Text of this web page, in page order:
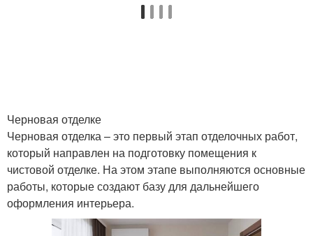
Черновая отделке
Черновая отделка – это первый этап отделочных работ,
который направлен на подготовку помещения к
чистовой отделке. На этом этапе выполняются основные
работы, которые создают базу для дальнейшего
оформления интерьера.